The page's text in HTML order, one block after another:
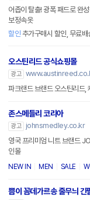
어좁이 탈출! 광폭 패드로 완
보정속옷
할인 추가구매시 할인, 무료배
오스틴리드 공식쇼핑몰
광고
파크랜드 브랜드 오스틴리드,
존스메들리 코리아
광고
johnsmedley.co.kr
영국 프리미엄 니트 브랜드
인몰
NEW IN MEN SALE
쁨이 꼼데가르송 줄무늬 긴